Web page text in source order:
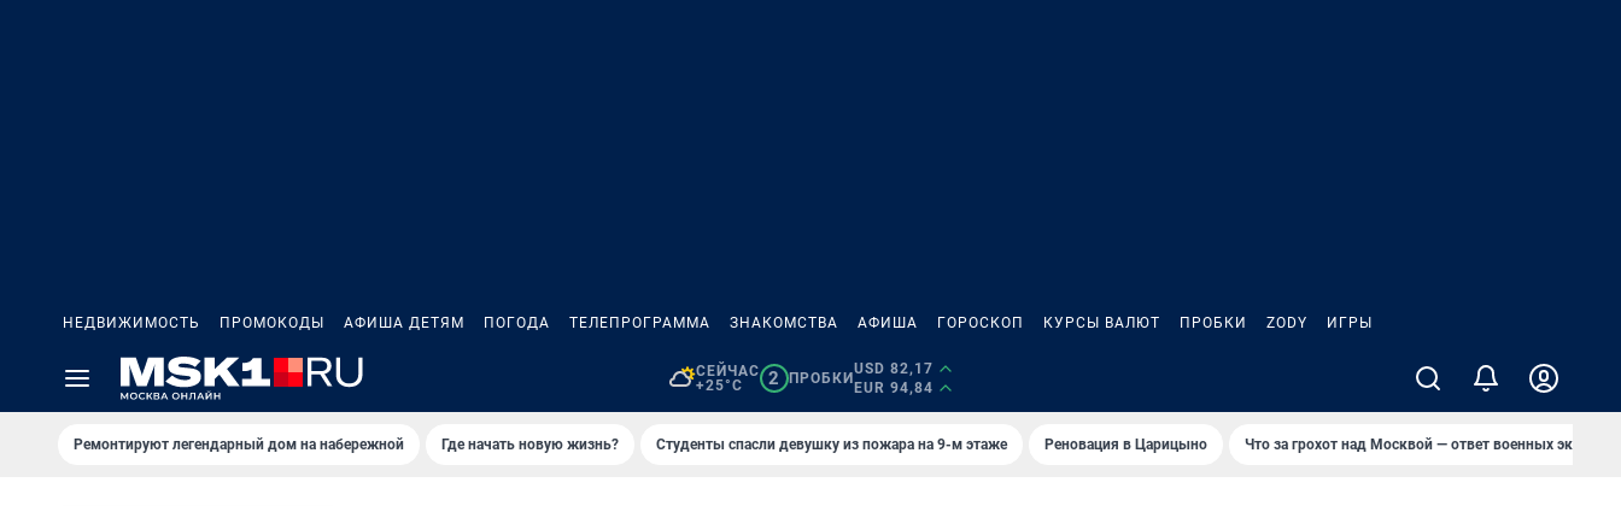
НЕДВИЖИМОСТЬ ПРОМОКОДЫ АФИША ДЕТЯМ ПОГОДА ТЕЛЕПРОГРАММА ЗНАКОМСТВА АФИША ГОРОСКОП КУРСЫ ВАЛЮТ ПРОБКИ ZODY ИГРЫ
СЕЙЧАС
+25°C
2 ПРОБКИ
USD 82,17
EUR 94,84
Ремонтируют легендарный дом на набережной Где начать новую жизнь? Студенты спасли девушку из пожара на 9-м этаже Реновация в Царицыно Что за грохот над Москвой — ответ военных